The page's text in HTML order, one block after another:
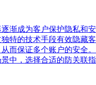
渐成为客户保护隐私和安
特的技术手段有效隐藏客
而保证多个账户的安全。
中，选择合适的防关联指